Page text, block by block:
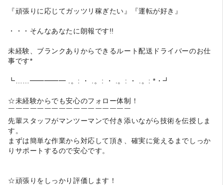
『頑張りに応じてガッツリ稼ぎたい』『運転が好き』
・・・そんなあなたに朗報です!!
未経験、ブランクありからできるルート配送ドライバーのお仕
事です*
┗……━━━━━ .。: ・ .。: ・ .。: ・ .。: *・┛
☆未経験からでも安心のフォロー体制！
￣￣￣￣￣￣￣￣￣￣￣￣￣￣￣￣￣
先輩スタッフがマンツーマンで付き添いながら技術を伝授しま
す。
まずは簡単な作業から対応して頂き、確実に覚えるまでしっか
りサポートするので安心です。
☆頑張りをしっかり評価します！